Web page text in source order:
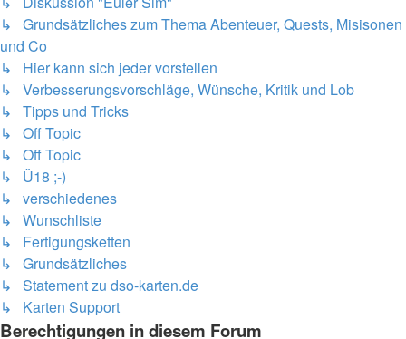
↳ Grundsätzliches zum Thema Abenteuer, Quests, Misisonen
und Co
↳ Hier kann sich jeder vorstellen
↳ Verbesserungsvorschläge, Wünsche, Kritik und Lob
↳ Tipps und Tricks
↳ Off Topic
↳ Off Topic
↳ Ü18 ;-)
↳ verschiedenes
↳ Wunschliste
↳ Fertigungsketten
↳ Grundsätzliches
↳ Statement zu dso-karten.de
↳ Karten Support
Berechtigungen in diesem Forum